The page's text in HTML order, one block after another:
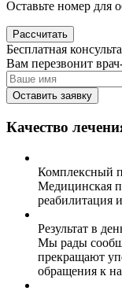
Оставьте номер для
Рассчитать
Бесплатная
Вам перезвонит
Оставить заявку
Качество
Комплексный
Медицинская
реабилитация
Результат в
Мы рады
прекращают
обращения к